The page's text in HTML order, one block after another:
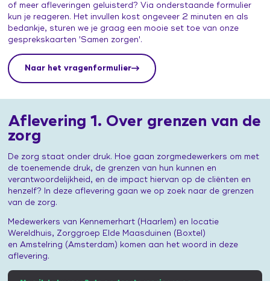
of meer afleveringen geluisterd? Via onderstaande formulier
kun je reageren. Het invullen kost ongeveer 2 minuten en als
bedankje, sturen we je graag een mooie set toe van onze
gesprekskaarten 'Samen zorgen'.
Naar het vragenformulier
Aflevering 1. Over grenzen van de
zorg
De zorg staat onder druk. Hoe gaan zorgmedewerkers om met
de toenemende druk, de grenzen van hun kunnen en
verantwoordelijkheid, en de impact hiervan op de cliënten en
henzelf? In deze aflevering gaan we op zoek naar de grenzen
van de zorg.
Medewerkers van Kennemerhart (Haarlem) en locatie
Wereldhuis, Zorggroep Elde Maasduinen (Boxtel)
en Amstelring (Amsterdam) komen aan het woord in deze
aflevering.